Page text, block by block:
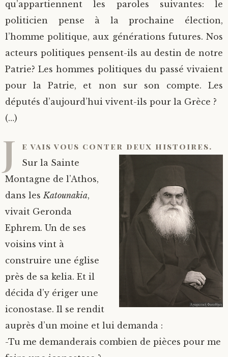
qu’appartiennent les paroles suivantes: le
politicien pense à la prochaine élection,
l’homme politique, aux générations futures. Nos
acteurs politiques pensent-ils au destin de notre
Patrie? Les hommes politiques du passé vivaient
pour la Patrie, et non sur son compte. Les
députés d’aujourd’hui vivent-ils pour la Grèce ?
(…)
J e vais vous conter deux histoires.
Sur la Sainte
Montagne de l’Athos,
dans lesKatounakia,
vivait Geronda
Ephrem. Un de ses
voisins vint à
construire une église
près de sa kelia. Et il
décida d’y ériger une
iconostase. Il se rendit
auprès d’un moine et lui demanda :
-Tu me demanderais combien de pièces pour me